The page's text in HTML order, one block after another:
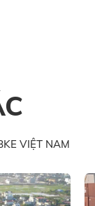
VIỆT NAM